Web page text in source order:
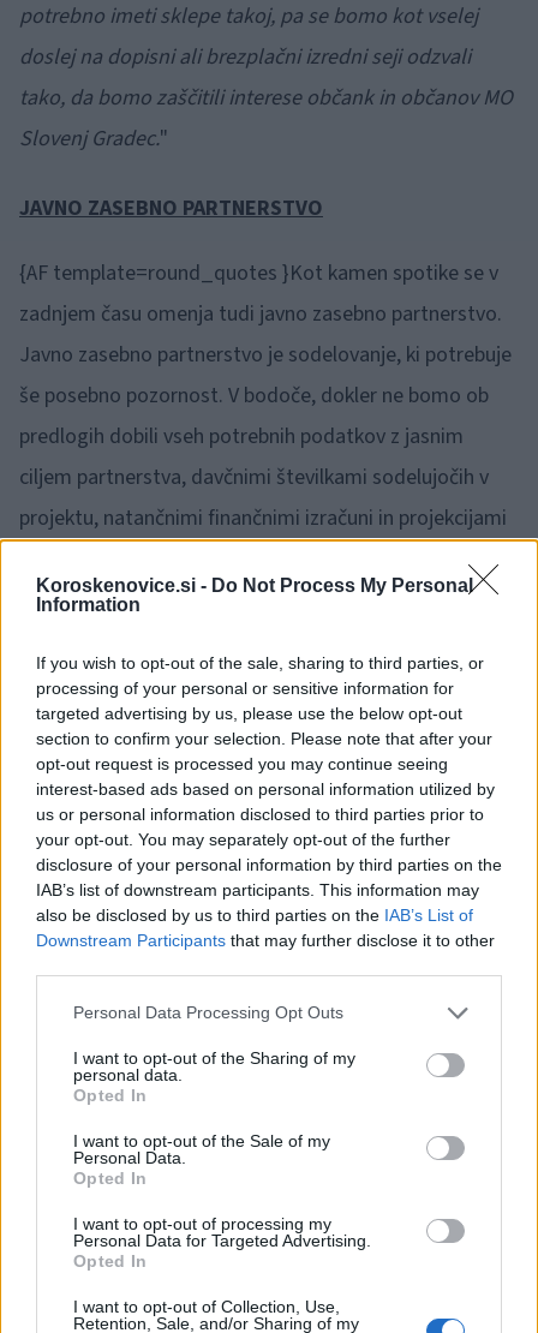
Koroskenovice.si - Do Not Process My Personal
Information
If you wish to opt-out of the sale, sharing to third parties, or
processing of your personal or sensitive information for
targeted advertising by us, please use the below opt-out
section to confirm your selection. Please note that after your
opt-out request is processed you may continue seeing
interest-based ads based on personal information utilized by
us or personal information disclosed to third parties prior to
your opt-out. You may separately opt-out of the further
disclosure of your personal information by third parties on the
IAB’s list of downstream participants. This information may
also be disclosed by us to third parties on the IAB’s List of
Downstream Participants that may further disclose it to other
Please note that this website/app uses one or more Google
not limited to your visit or usage behaviour. You may click to
grant or deny consent to Google and its third-party tags to
use your data for below specified purposes in below Google
consent section.
Personal Data Processing Opt Outs
I want to opt-out of the Sharing of my
personal data.
Opted In
I want to opt-out of the Sale of my
Personal Data.
Opted In
I want to opt-out of processing my
Personal Data for Targeted Advertising.
Opted In
I want to opt-out of Collection, Use,
Retention, Sale, and/or Sharing of my
potrebno imeti sklepe takoj, pa se bomo kotvselej
doslej na dopisni ali brezplačni izredni seji odzvali
tako, da bomo zaščitili interese občank in občanov MO
Slovenj Gradec."
JAVNO ZASEBNO PARTNERSTVO
{AF template=round_quotes }Kot kamen spotike se v
zadnjem času omenja tudi javno zasebno partnerstvo.
Javno zasebno partnerstvo je sodelovanje, ki potrebuje
še posebno pozornost. V bodoče, dokler ne bomo ob
predlogih dobili vseh potrebnih podatkov z jasnim
ciljem partnerstva, davčnimi številkami sodelujočih v
projektu, natančnimi finančnimi izračuni in projekcijami
stranki Socialni demokrati stopili
na stran našega skupnega imetja in lastnine, ter
izbranih strank v postopku.{/AF}
Opozorilo:Po 297. členu Kazenskega zakonika je
posameznik kazensko odgovoren za javno spodbujanje
sovraštva, nasilja ali nestrpnosti. Komentarji z žaljivimi,
rasističnimi, diskriminatornimi ali nezakonitimi vsebinami bodo
Pravila komentiranja →
Slovenj Gradec
Kategorije:
Več iz kraja Slovenj Gradec